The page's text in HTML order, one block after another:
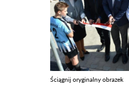
Ściągnij oryginalny obrazek